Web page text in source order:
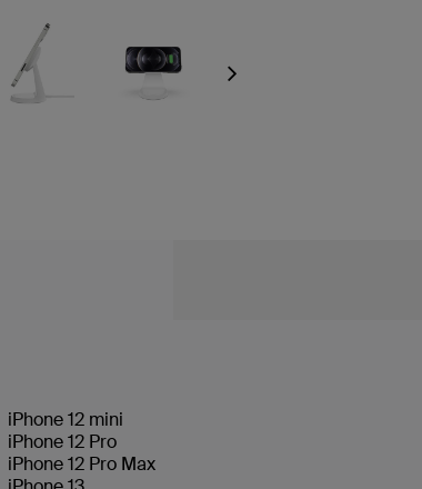
Next
iPhone 12 mini
iPhone 12 Pro
iPhone 12 Pro Max